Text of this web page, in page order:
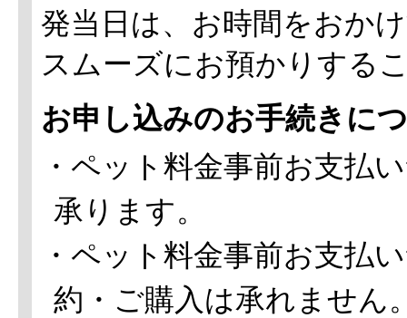
発当日は、お時間をおか
スムーズにお預かりする
お申し込みのお手続きに
・ペット料金事前お支払
承ります。
・ペット料金事前お支払
約・ご購入は承れません